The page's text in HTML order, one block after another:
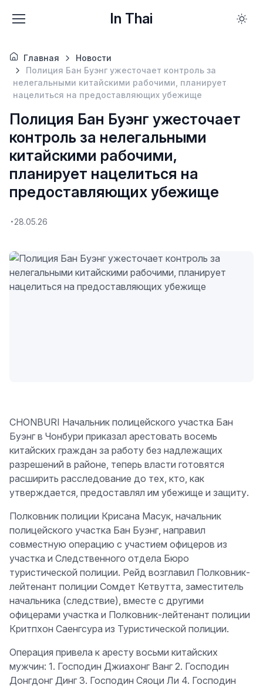
In Thai
Главная
Новости
Полиция Бан Буэнг ужесточает контроль за
нелегальными китайскими рабочими, планирует
нацелиться на предоставляющих убежище
Полиция Бан Буэнг ужесточает
контроль за нелегальными
китайскими рабочими,
планирует нацелиться на
предоставляющих убежище
28.05.26
CHONBURI Начальник полицейского участка Бан
Буэнг в Чонбури приказал арестовать восемь
китайских граждан за работу без надлежащих
разрешений в районе, теперь власти готовятся
расширить расследование до тех, кто, как
утверждается, предоставлял им убежище и защиту.
Полковник полиции Крисана Масук, начальник
полицейского участка Бан Буэнг, направил
совместную операцию с участием офицеров из
участка и Следственного отдела Бюро
туристической полиции. Рейд возглавил Полковник-
лейтенант полиции Сомдет Кетвутта, заместитель
начальника (следствие), вместе с другими
офицерами участка и Полковник-лейтенант полиции
Критпхон Саенгсура из Туристической полиции.
Операция привела к аресту восьми китайских
мужчин: 1. Господин Джиахонг Ванг 2. Господин
Донгдонг Динг 3. Господин Сяоци Ли 4. Господин